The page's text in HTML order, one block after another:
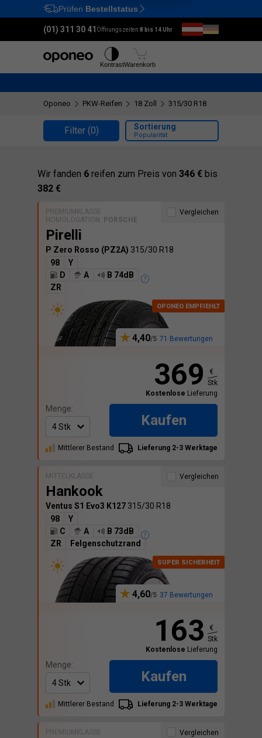
Ctrl M
Prüfen Bestellstatus
(01) 311 30 41 Öffnungszeiten:8 bis 14 Uhr
KontrastWarenkorb
Oponeo PKW-Reifen 18 Zoll 315/30 R18
Filter (0)
Wir fanden 6 reifen zum Preis von 346 € bis
382 €
Sortierung
Popularität
PREMIUMKLASSE
HOMOLOGATION:
PORSCHE
Pirelli
P Zero Rosso (PZ2A) 315/30 R18
98
Y
D
A
B 74dB
ZR
4,40 71 Bewertungen
Vergleichen
369
€
Stk
Kostenlose Lieferung
Menge:
Kaufen
Mittlerer Bestand Lieferung 2-3 Werktage
MITTELKLASSE
Hankook
Ventus S1 Evo3 K127 315/30 R18
98
Y
C
A
B 73dB
ZR
Felgenschutzrand
4,60 37 Bewertungen
Vergleichen
163
€
Stk
Kostenlose Lieferung
Menge:
Kaufen
Mittlerer Bestand Lieferung 2-3 Werktage
PREMIUMKLASSE Vergleichen